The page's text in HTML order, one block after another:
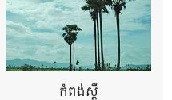
កំពង់ស្ពឺ